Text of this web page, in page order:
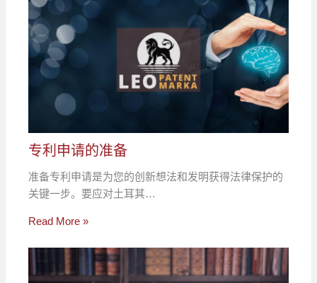
专利申请的准备
准备专利申请是为您的创新想法和发明获得法律保护的
关键一步。要应对土耳其…
Read More »